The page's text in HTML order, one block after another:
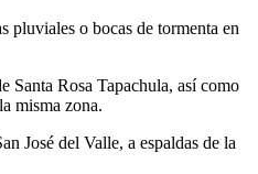
pluviales o bocas de tormenta en
Santa Rosa Tapachula, así como
misma zona.
José del Valle, a espaldas de la